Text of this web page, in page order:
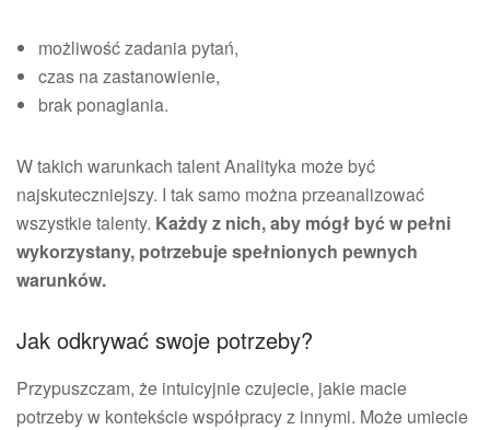
możliwość zadania pytań,
czas na zastanowienie,
brak ponaglania.
W takich warunkach talent Analityka może być
najskuteczniejszy. I tak samo można przeanalizować
wszystkie talenty. Każdy z nich, aby mógł być w pełni
wykorzystany, potrzebuje spełnionych pewnych
warunków.
Jak odkrywać swoje potrzeby?
Przypuszczam, że intuicyjnie czujecie, jakie macie
potrzeby w kontekście współpracy z innymi. Może umiecie